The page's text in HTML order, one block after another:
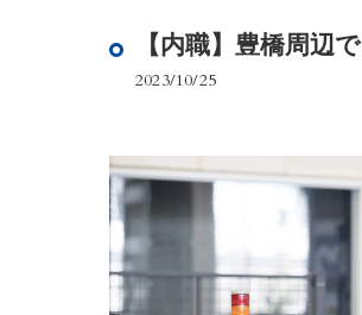
【内職】豊橋周辺
2023/10/25